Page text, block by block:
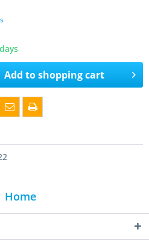
Add toshopping cart
Home